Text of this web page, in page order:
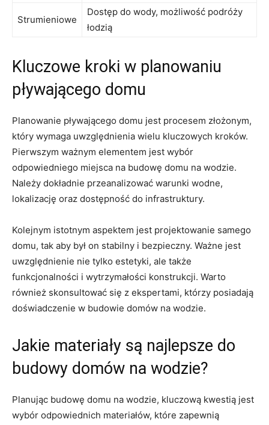
Strumieniowe
Dostęp do wody, możliwość podróży
łodzią
Kluczowe kroki w planowaniu
pływającego domu
Planowanie pływającego domu jest procesem ⁢złożonym,
który wymaga uwzględnienia wielu kluczowych kroków.
Pierwszym ważnym elementem jest wybór
odpowiedniego miejsca ‌na‌ budowę​ domu na wodzie.
Należy dokładnie przeanalizować warunki wodne,
lokalizację oraz dostępność do infrastruktury.
Kolejnym istotnym aspektem jest projektowanie samego
domu, tak aby był on stabilny i bezpieczny. Ważne jest
uwzględnienie nie tylko estetyki, ale także
funkcjonalności i wytrzymałości konstrukcji.‌ Warto
również ⁣skonsultować się z ekspertami, którzy posiadają ​
doświadczenie w budowie domów na wodzie.
Jakie materiały są najlepsze ⁢do
budowy domów na wodzie?
Planując budowę domu ⁣na wodzie, kluczową kwestią jest‌
wybór odpowiednich⁢ materiałów, które zapewnią